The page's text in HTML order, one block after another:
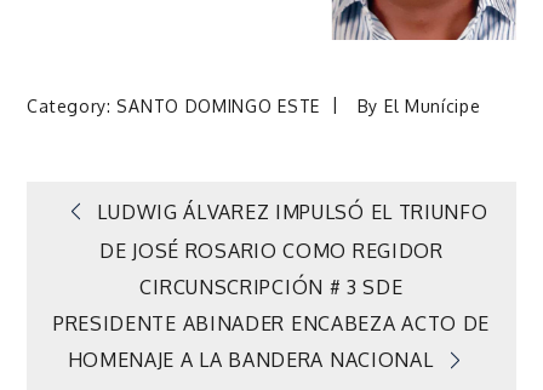
Category: SANTO DOMINGO ESTE By El Munícipe
Navegación
entradas
LUDWIG ÁLVAREZ IMPULSÓ EL TRIUNFO
DE JOSÉ ROSARIO COMO REGIDOR
CIRCUNSCRIPCIÓN # 3 SDE
PRESIDENTE ABINADER ENCABEZA ACTO DE
HOMENAJE A LA BANDERA NACIONAL